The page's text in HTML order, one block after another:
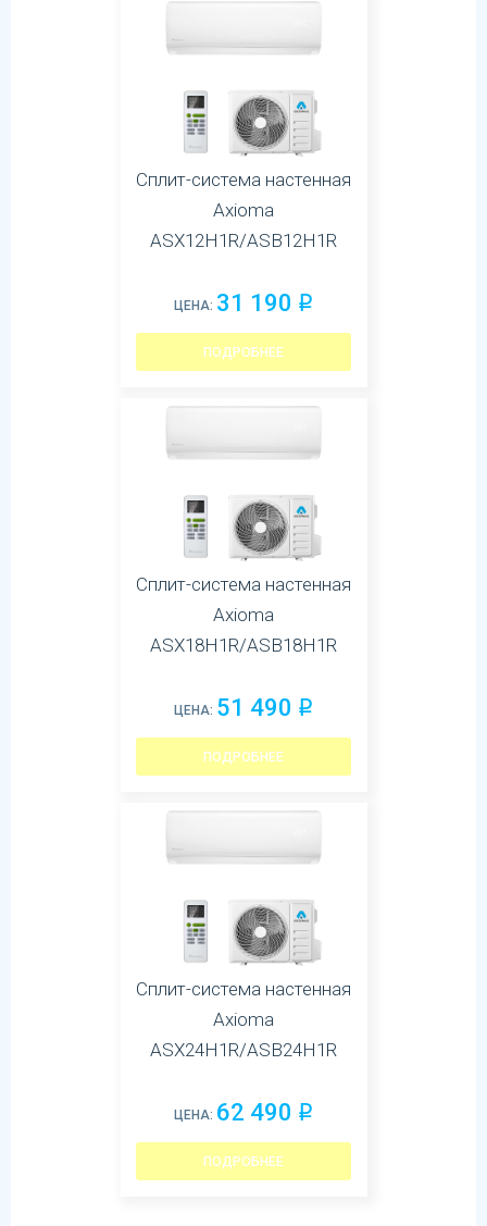
Сплит-система настенная
Axioma
ASX12H1R/ASB12H1R
ЦЕНА: 31 190 q
ПОДРОБНЕЕ
Сплит-система настенная
Axioma
ASX18H1R/ASB18H1R
ЦЕНА: 51 490 q
ПОДРОБНЕЕ
Сплит-система настенная
Axioma
ASX24H1R/ASB24H1R
ЦЕНА: 62 490 q
ПОДРОБНЕЕ